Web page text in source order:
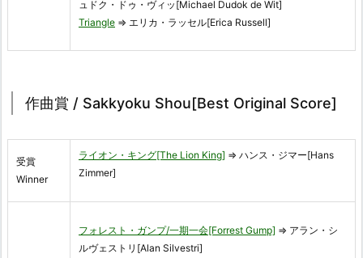
ュドク・ドゥ・ヴィッ[Michael Dudok de Wit]
Triangle ⇒ エリカ・ラッセル[Erica Russell]
作曲賞 / Sakkyoku Shou[Best Original Score]
受賞
Winner
ライオン・キング[The Lion King] ⇒ ハンス・ジマー[Hans
Zimmer]
フォレスト・ガンプ/一期一会[Forrest Gump] ⇒ アラン・シ
ルヴェストリ[Alan Silvestri]